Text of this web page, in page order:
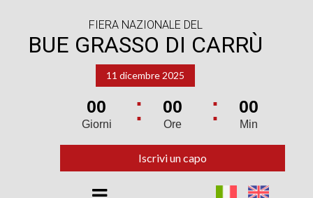
FIERA NAZIONALE DEL
BUE GRASSO DI CARRÙ
11 dicembre 2025
00
Giorni
00
Ore
00
Min
Iscrivi un capo